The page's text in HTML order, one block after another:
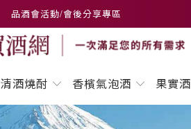
品酒會活動/會後分享專區
清酒燒酎 香檳氣泡酒 果實酒